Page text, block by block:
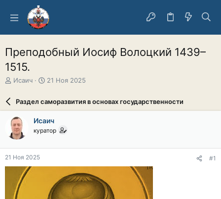
Преподобный Иосиф Волоцкий 1439–
1515.
А
о
р
т
е
м
ы
Исаич
Д
а
а
ч
л
21 Ноя 2025
Раздел саморазвития в основах государственности
Исаич
куратор
21 Ноя 2025 #1